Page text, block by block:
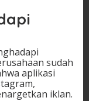
sudah
aplikasi
iklan.